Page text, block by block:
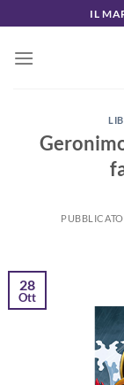
ai
contenuti
IL
PUBBLICATO
28
Ott